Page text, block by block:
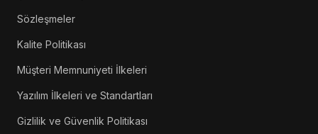
Sözleşmeler
Kalite Politikası
Müşteri Memnuniyeti İlkeleri
Yazılım İlkeleri ve Standartları
Gizlilik ve Güvenlik Politikası